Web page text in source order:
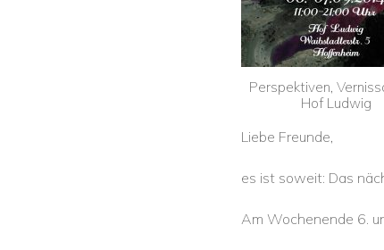
Perspektiven,
Hof Ludwig
Liebe Freunde,
es ist soweit: Das
Am Wochenende 6.